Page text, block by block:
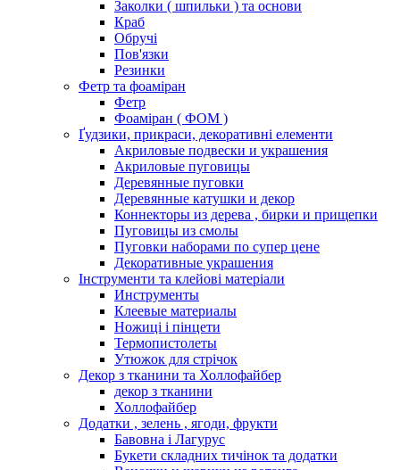
Заколки ( шпильки ) та основи
Краб
Обручі
Пов'язки
Резинки
Фетр та фоаміран
Фетр
Фоаміран ( ФОМ )
Ґудзики, прикраси, декоративні елементи
Акриловые подвески и украшения
Акриловые пуговицы
Деревянные пуговки
Деревянные катушки и декор
Коннекторы из дерева , бирки и прищепки
Пуговицы из смолы
Пуговки наборами по супер цене
Декоративные украшения
Інструменти та клейові матеріали
Инструменты
Клеевые материалы
Ножиці і пінцети
Термопистолеты
Утюжок для стрічок
Декор з тканини та Холлофайбер
декор з тканини
Холлофайбер
Додатки , зелень , ягоди, фрукти
Бавовна і Лагурус
Букети складних тичінок та додатки